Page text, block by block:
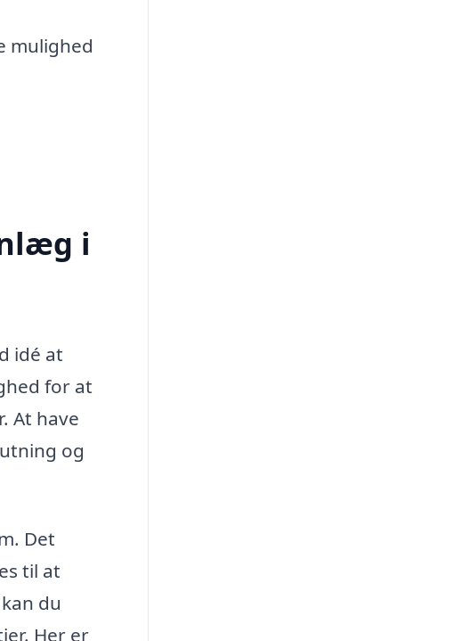
mulighed
i
idé at
for at
At have
og
Det
til at
du
Her er